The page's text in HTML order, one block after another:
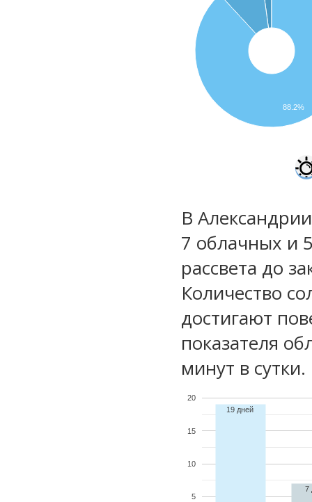
88.2%
В
7 облачных и
рассвета до
Количество
достигают
показателя
минут в сутки.
5
10
15
20
19 дней
7